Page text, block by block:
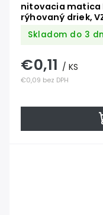
nitovacia matica
rýhovaný driek,
Skladom do 3
€0,09 bez DPH
€0,11 / KS